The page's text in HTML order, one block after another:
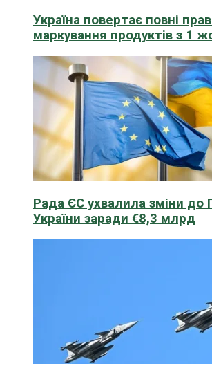
Україна повертає повні
маркування продуктів з 1
Рада ЄС ухвалила зміни до
України заради €8,3 млрд